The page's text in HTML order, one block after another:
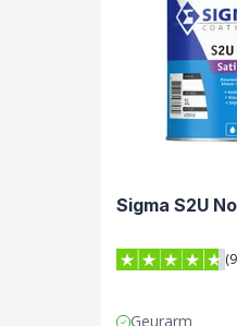
Sigma S2U
Geurarm